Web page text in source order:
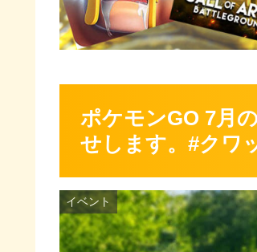
ポケモンGO 7月
せします。#クワ
イベント